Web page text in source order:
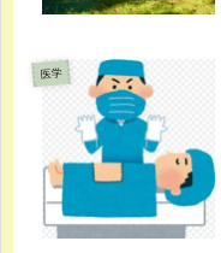
医学